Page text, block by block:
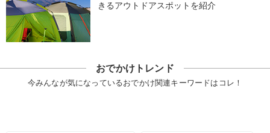
きるアウトドアスポットを紹介
おでかけトレンド
今みんなが気になっているおでかけ関連キーワードはコレ！